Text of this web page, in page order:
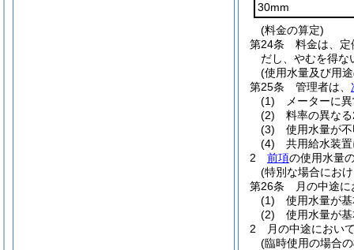
30mm
(料金の算定)
第24条
料金は、定
だし、やむを得な
(使用水量及び用
第25条
管理者は、
(1)
メーターに
(2)
料率の異な
(3)
使用水量が不
(4)
共用給水装置
2
前項の使用水量
(特別な場合にお
第26条
月の中途
(1)
使用水量が
(2)
使用水量が
2
月の中途におい
(臨時使用の場合